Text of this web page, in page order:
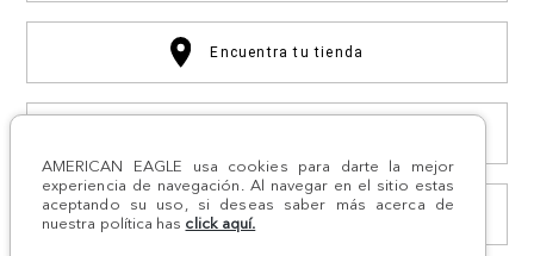
AMERICAN EAGLE usa cookies para darte la mejor
experiencia de navegación. Al navegar en el sitio estas
aceptando su uso, si deseas saber más acerca de
nuestra política has click aquí.
Encuentra tu tienda
Otras solicitudes